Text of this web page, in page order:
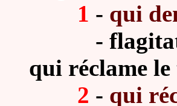
1 - qui
- flagitator
qui réclame
2 - qui